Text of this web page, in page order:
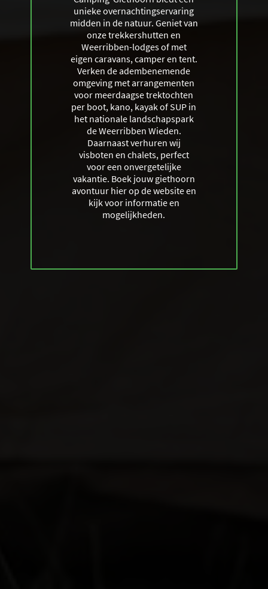
unieke overnachtingservaring
midden in de natuur. Geniet van
onze trekkershutten en
Weerribben-lodges of met
eigen caravans, camper en tent.
Verken de adembenemende
omgeving met arrangementen
voor meerdaagse trektochten
per boot, kano, kayak of SUP in
het nationale landschapspark
de Weerribben Wieden.
Daarnaast verhuren wij
visboten en chalets, perfect
voor een onvergetelijke
vakantie. Boek jouw giethoorn
avontuur hier op de website en
kijk voor informatie en
mogelijkheden.